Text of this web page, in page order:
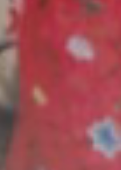
MČ PRAHA 21